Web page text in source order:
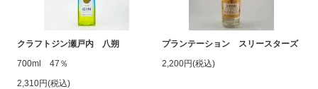
クラフトジン瀬戸内 八朔
700ml 47％
2,310円(税込)
プランテーション スリースターズ
2,200円(税込)